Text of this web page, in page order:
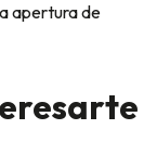
apertura de